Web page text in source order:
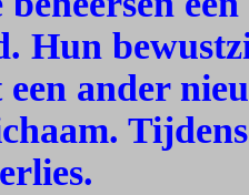
Hun
ander